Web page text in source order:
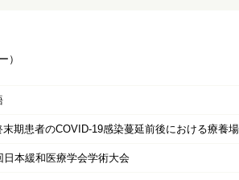
）
末期患者のCOVID-19感染蔓延前後における療養
日本緩和医療学会学術大会